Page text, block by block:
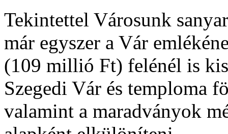
Tekintettel Városunk
már egyszer a Vár
(109 millió Ft) felénél is
Szegedi Vár és temploma
valamint a maradványok